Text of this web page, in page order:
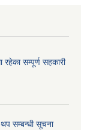
रहेका सम्पूर्ण सहकारी
थप सम्बन्धी सूचना